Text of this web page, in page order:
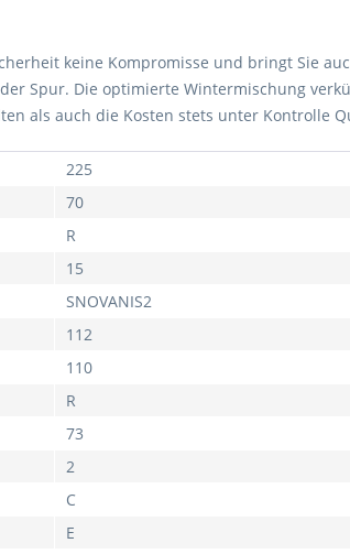
keine Kompromisse und bringt Sie
Spur. Die optimierte Wintermischung
als auch die Kosten stets unter Kontrolle
225
70
R
15
SNOVANIS2
112
110
R
73
2
C
E